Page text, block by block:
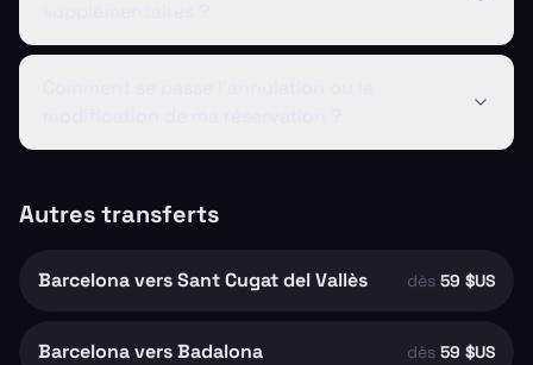
Autres transferts
Barcelona vers Sant Cugat del Vallès dès 59 $US
Barcelona vers Badalona dès 59 $US